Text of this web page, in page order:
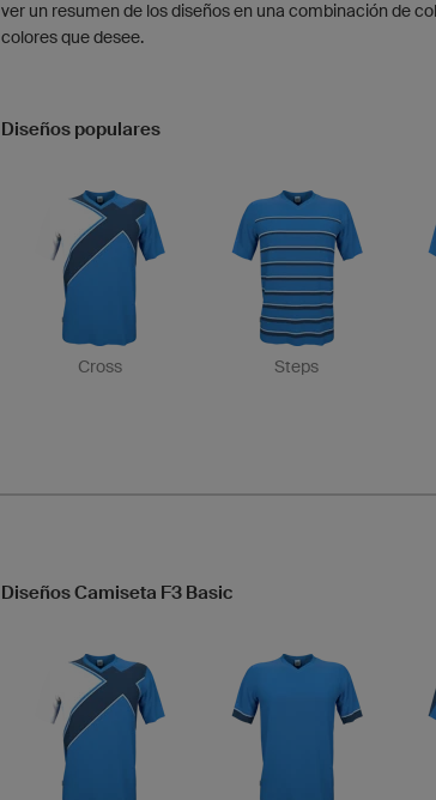
ver un resumen de los diseños en una combinación de
colores que desee.
Diseños populares
Cross Steps
Diseños Camiseta F3 Basic